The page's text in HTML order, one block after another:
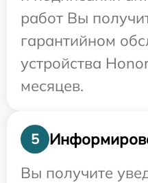
работ Вы
гарантийном
устройства
месяцев.
5
Вы получите